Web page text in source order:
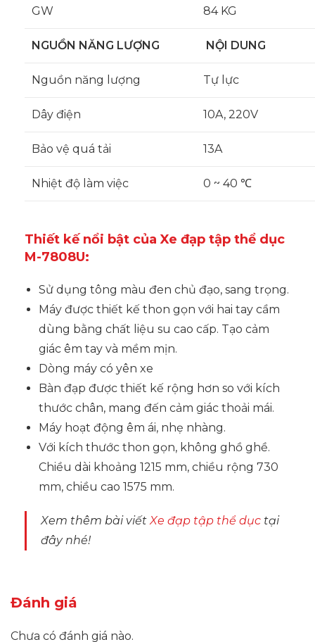
GW 84 KG
NGUỒN NĂNG LƯỢNG NỘI DUNG
Nguồn năng lượng Tự lực
Dây điện 10A, 220V
Bảo vệ quá tải 13A
Nhiệt độ làm việc 0 ~ 40 ℃
Thiết kế nổi bật của Xe đạp tập thể dục
M-7808U:
Sử dụng tông màu đen chủ đạo, sang trọng.
Máy được thiết kế thon gọn với hai tay cầm
dùng bằng chất liệu su cao cấp. Tạo cảm
giác êm tay và mềm mịn.
Dòng máy có yên xe
Bàn đạp được thiết kế rộng hơn so với kích
thước chân, mang đến cảm giác thoải mái.
Máy hoạt động êm ái, nhẹ nhàng.
Với kích thước thon gọn, không ghồ ghề.
Chiều dài khoảng 1215 mm, chiều rộng 730
mm, chiều cao 1575 mm.
Xem thêm bài viếtXe đạp tập thể dục tại
đây nhé!
Đánh giá
Chưa có đánh giá nào.